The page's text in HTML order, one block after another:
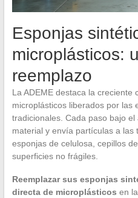
Esponjas
microplásticos:
reemplazo
La ADEME destaca la creciente
microplásticos liberados por las
tradicionales. Cada paso bajo
material y envía partículas a las
esponjas de celulosa, cepillos
superficies no frágiles.
Reemplazar sus esponjas
directa de microplásticos en